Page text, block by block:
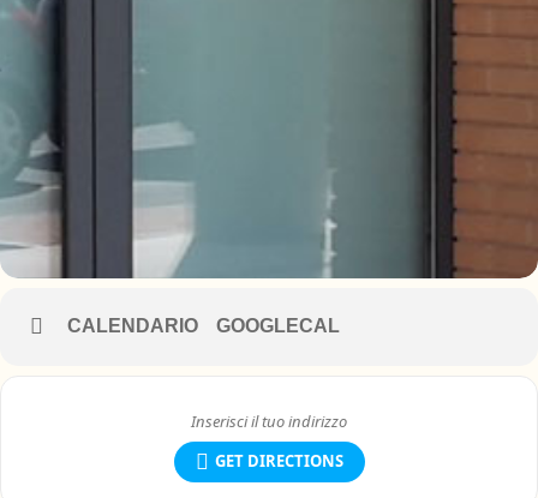
CALENDARIO GOOGLECAL
GET DIRECTIONS